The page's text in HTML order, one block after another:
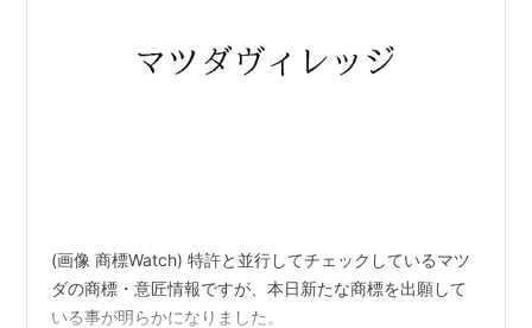
(画像 商標Watch) 特許と並行してチェックしているマツ
ダの商標・意匠情報ですが、本日新たな商標を出願して
いる事が明らかになりました。